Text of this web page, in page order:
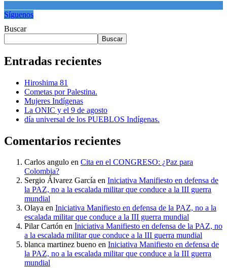
Síguenos
Buscar
Buscar
Entradas recientes
Hiroshima 81
Cometas por Palestina.
Mujeres Indígenas
La ONIC y el 9 de agosto
día universal de los PUEBLOS Indígenas.
Comentarios recientes
Carlos angulo en Cita en el CONGRESO: ¿Paz para
Colombia?
Sergio Álvarez García en Iniciativa Manifiesto en defensa de
la PAZ, no a la escalada militar que conduce a la III guerra
mundial
Olaya en Iniciativa Manifiesto en defensa de la PAZ, no a la
escalada militar que conduce a la III guerra mundial
Pilar Cartón en Iniciativa Manifiesto en defensa de la PAZ, no
a la escalada militar que conduce a la III guerra mundial
blanca martinez bueno en Iniciativa Manifiesto en defensa de
la PAZ, no a la escalada militar que conduce a la III guerra
mundial